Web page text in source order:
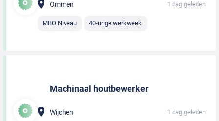
Ommen 1 dag geleden
MBO Niveau 40-urige werkweek
Machinaal houtbewerker
Wijchen 1 dag geleden